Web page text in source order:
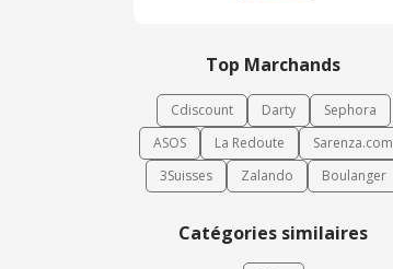
Top Marchands
Cdiscount Darty
Sephora
ASOS
La Redoute
Sarenza.com
3Suisses
Zalando Boulanger
Catégories similaires